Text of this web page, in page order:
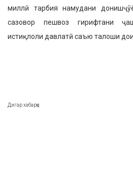
миллӣ тарбия намудани
сазовор пешвоз гирифтани
истиқлоли давлатӣ саъю талоши
Дигар хабарҳо